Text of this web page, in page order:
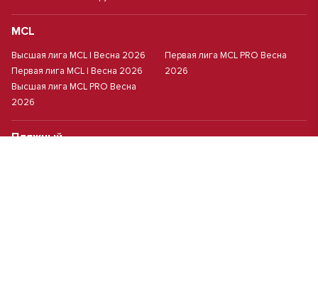
MCL
Высшая лига MCL | Весна 2026
Первая лига MCL | Весна 2026
Высшая лига MCL PRO Весна
2026
Первая лига MCL PRO Весна
2026
Пляжный